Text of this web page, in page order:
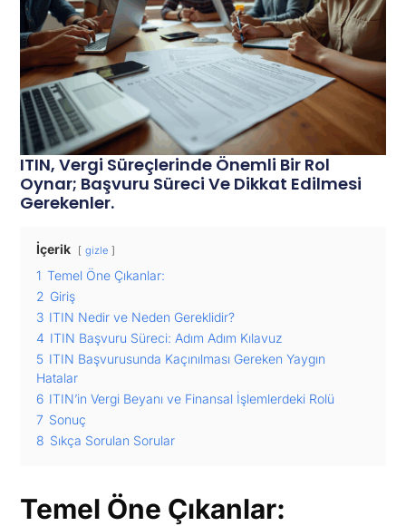
ITIN, Vergi Süreçlerinde Önemli Bir Rol
Oynar; Başvuru Süreci Ve Dikkat Edilmesi
Gerekenler.
İçerik gizle
1 Temel Öne Çıkanlar:
2 Giriş
3 ITIN Nedir ve Neden Gereklidir?
4 ITIN Başvuru Süreci: Adım Adım Kılavuz
5 ITIN Başvurusunda Kaçınılması Gereken Yaygın
Hatalar
6 ITIN’in Vergi Beyanı ve Finansal İşlemlerdeki Rolü
7 Sonuç
8 Sıkça Sorulan Sorular
Temel Öne Çıkanlar: